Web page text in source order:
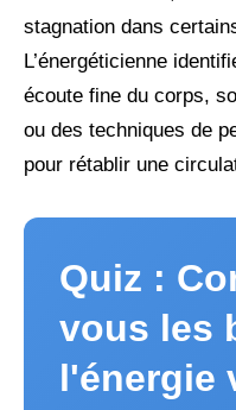
stagnation dans
L’énergéticienne
écoute fine du corps,
ou des techniques de
pour rétablir une
Quiz :
vous les
l'énergie